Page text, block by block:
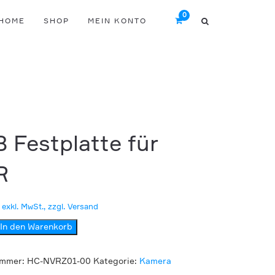
HOME SHOP MEIN KONTO
Festplatte für
exkl. MwSt., zzgl. Versand
In den Warenkorb
HC-NVRZ01-00 Kategorie: Kamera